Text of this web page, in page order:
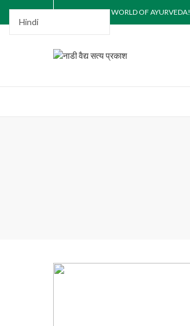
STEP INTO THE WORLD OF AYURVEDA!